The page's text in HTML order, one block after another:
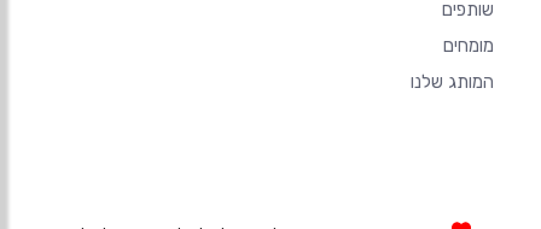
שותפים
מומחים
המותג שלנו